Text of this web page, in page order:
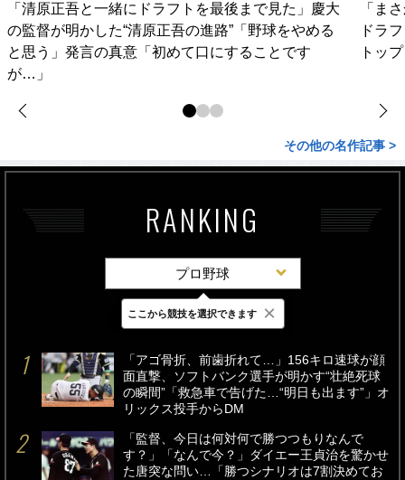
「清原正吾と一緒にドラフトを最後まで見た」慶大
の監督が明かした“清原正吾の進路”「野球をやめる
と思う」発言の真意「初めて口にすることです
が…」
「ま
ドラ
トッ
その他の名作記事 >
RANKING
プロ野球
最新 24時間 週間
「アゴ骨折、前歯折れて…」156キロ速球が顔
面直撃、ソフトバンク選手が明かす“壮絶死球
の瞬間”「救急車で告げた…“明日も出ます”」オ
リックス投手からDM
「監督、今日は何対何で勝つつもりなんで
す？」「なんで今？」ダイエー王貞治を驚かせ
た唐突な問い…「勝つシナリオは7割決めてお
ここから競技を選択できます ×